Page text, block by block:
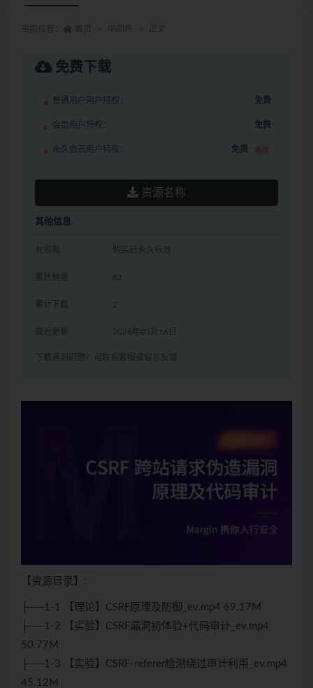
免费下载
普通用户用户特权： 免费
会员用户特权： 免费
永久会员用户特权： 免费 推荐
资源名称
其他信息
有效期 购买后永久有效
累计销量 82
累计下载 2
最近更新 2026年05月16日
下载遇到问题？可联系客服或留言反馈
【资源目录】:
├──1-1 【理论】CSRF原理及防御_ev.mp4 69.17M
├──1-2 【实验】CSRF漏洞初体验+代码审计_ev.mp4
50.77M
├──1-3 【实验】CSRF-referer检测绕过审计利用_ev.mp4
45.12M